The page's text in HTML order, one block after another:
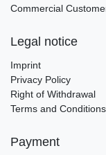
Commercial
Legal notice
Imprint
Privacy Policy
Right of Withdrawal
Terms and Conditions
Payment